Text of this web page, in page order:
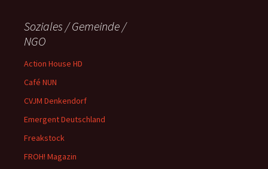
Soziales / Gemeinde /
NGO
Action House HD
Café NUN
CVJM Denkendorf
Emergent Deutschland
Freakstock
FROH! Magazin